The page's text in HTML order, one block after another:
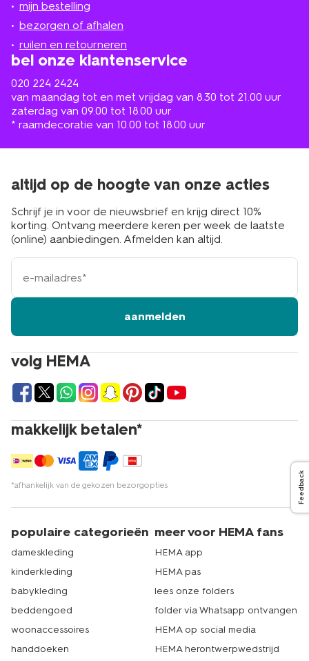
mijn bestelling
bezorgen of afhalen
ruilen en retourneren
bel onze klantenservice
020 224 2424
van maandag tot en met vrijdag van 8.30 tot 21.00 uur
zaterdag van 09.00 tot 18.00 uur
* raamdecoratie van 10.00 tot 18.00 uur
in
de
buurt
volg HEMA
makkelijk betalen*
*afhankelijk van de gekozen bezorgopties
altijd op de hoogte van onze acties
Schrijf je in voor de nieuwsbrief en krijg direct 10%
korting. Ontvang meerdere keren per week de laatste
(online) aanbiedingen. Afmelden kan altijd.
e-
mailadres
aanmelden
populaire categorieën
dameskleding
kinderkleding
babykleding
beddengoed
woonaccessoires
handdoeken
meer voor HEMA fans
HEMA app
HEMA pas
lees onze folders
folder via Whatsapp ontvangen
HEMA op social media
HEMA herontwerpwedstrijd
Feedback